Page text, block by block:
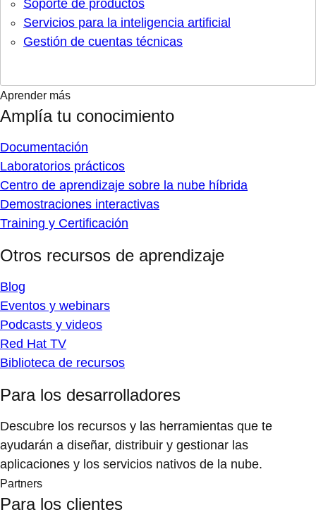
Soporte de productos
Servicios para la inteligencia artificial
Gestión de cuentas técnicas
Aprender más
Amplía tu conocimiento
Documentación
Laboratorios prácticos
Centro de aprendizaje sobre la nube híbrida
Demostraciones interactivas
Training y Certificación
Otros recursos de aprendizaje
Blog
Eventos y webinars
Podcasts y videos
Red Hat TV
Biblioteca de recursos
Para los desarrolladores
Descubre los recursos y las herramientas que te
ayudarán a diseñar, distribuir y gestionar las
aplicaciones y los servicios nativos de la nube.
Partners
Para los clientes